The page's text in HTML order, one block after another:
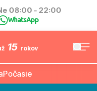
08:00 - 22:00
WhatsApp
15 rokov
Počasie